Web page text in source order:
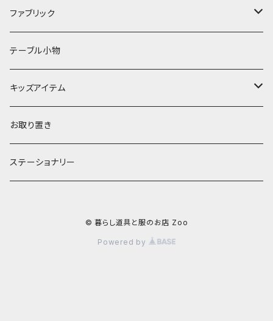
フラワーベース
ランプ
その他
プレート
ボウル
お茶碗
汁椀・丼ぶり
バッグ
エプロン
財布・ポーチ
雨傘・日傘
靴・くつした
ファブリック
タオル
クッションカバー
スローケット
テーブル小物
キッズアイテム
靴
スタイ・エプロン
お取り置き
ステーショナリー
© 暮らし道具と服のお店 Zoo
Powered by